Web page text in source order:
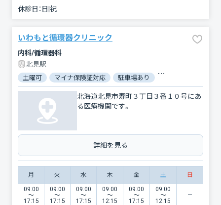
休診日： 日|祝
いわもと循環器クリニック
内科/循環器科
北見駅
土曜可 マイナ保険証対応 駐車場あり
北海道北見市寿町３丁目３番１０号にあ
る医療機関です。
詳細を見る
月 火 水 木 金 土 日
09:00
〜
17:15
09:00
〜
17:15
09:00
〜
17:15
09:00
〜
12:15
09:00
〜
17:15
09:00
〜
12:15